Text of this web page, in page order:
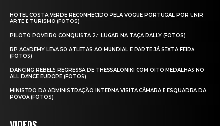
HOTEL COSTA VERDE RECONHECIDO PELA VOGUE PORTUGAL POR UNIR
ARTE E TURISMO (FOTOS)
PILOTO POVEIRO CONQUISTA 2.º LUGAR NA TAÇA RALLY (FOTOS)
RP ACADEMY LEVA 50 ATLETAS AO MUNDIAL E PARTE JÁ SEXTA‑FEIRA
(FOTOS)
DANCING REBELS REGRESSA DE THESSALONIKI COM OITO MEDALHAS NO
ALL DANCE EUROPE (FOTOS)
MINISTRO DA ADMINISTRAÇÃO INTERNA VISITA CÂMARA E ESQUADRA DA
PÓVOA (FOTOS)